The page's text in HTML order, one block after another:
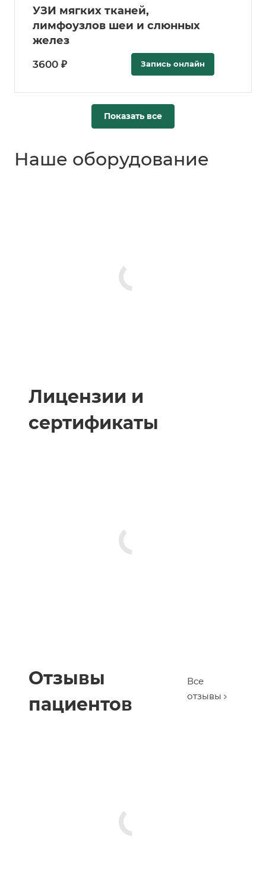
УЗИ мягких тканей,
лимфоузлов шеи и слюнных
желез
3600 ₽ Запись онлайн
Показать все
Наше оборудование
Лицензии и
сертификаты
Отзывы
пациентов
Все
отзывы